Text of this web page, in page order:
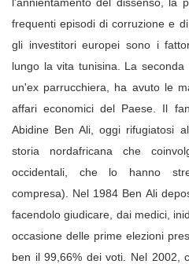
frequenti episodi di corruzione e
gli investitori europei sono i
lungo la vita tunisina. La seconda
un'ex parrucchiera, ha avuto le
affari economici del Paese. Il
Abidine Ben Ali, oggi rifugiatosi
storia nordafricana che
occidentali, che lo hanno
compresa). Nel 1984 Ben Ali
facendolo giudicare, dai medici,
occasione delle prime elezioni
ben il 99,66% dei voti. Nel 2002,